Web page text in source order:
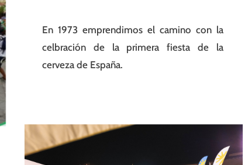
En 1973 emprendimos el camino con la
celbración de la primera fiesta de la
cerveza de España.